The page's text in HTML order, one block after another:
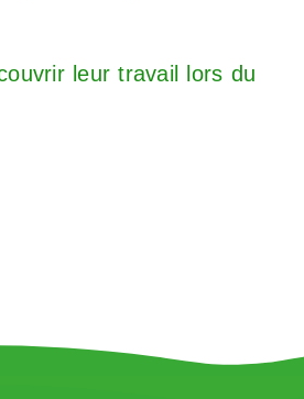
leur travail lors du